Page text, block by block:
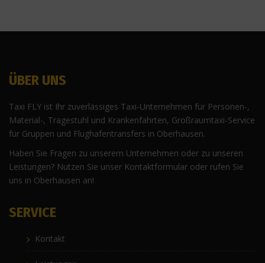
ÜBER UNS
Taxi FLY ist Ihr zuverlässiges Taxi-Unternehmen für Personen-,
Material-, Tragestuhl und Krankenfahrten, Großraumtaxi-Service
für Gruppen und Flughafentransfers in Oberhausen.
Haben Sie Fragen zu unserem Unternehmen oder zu unseren
Leistungen? Nutzen Sie unser Kontaktformular oder rufen Sie
uns in Oberhausen an!
SERVICE
Kontakt